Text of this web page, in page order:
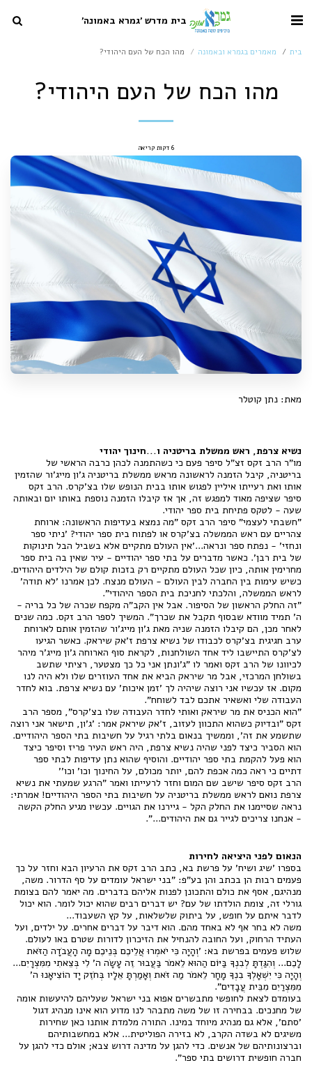
בית מדרש 'גמרא באמונה'
בית מאמרים בגמרא ובאמונה מהו הכח של העם היהודי?
מהו הכח של העם היהודי?
6 דקות קריאה
מאת: נתן קוטלר
נשיא צרפת, ראש ממשלת בריטניה ו...חינוך יהודי
מו"ר הרב זקס זצ"ל סיפר פעם כי כשהתמנה לכהן כרבה הראשי של
בריטניה, קיבל הזמנה לראשונה מראש ממשלת בריטניה ג'ון מייג'ור שהזמין
אותו ואת רעייתו איליין לפגוש אותו בבית הנופש שלו בצ'קרס. הרב זקס
סיפר שציפה מאוד למפגש זה, אך אז קיבלו הזמנה נוספת באותו יום ובאותה
שעה - לטקס פתיחת בית ספר יהודי.
"חשבתי לעצמי" סיפר הרב זקס "מה נמצא בעדיפות הראשונה: ארוחת
צהריים עם ראש הממשלה בצ'קרס או לפתוח בית ספר יהודי? 'ניתי ספר
ונחזי' - נפתח ספר ונראה...'אין העולם מתקיים אלא בשביל הבל תינוקות
של בית רבן'. כאשר מדברים על בתי ספר יהודיים - עיר שאין בה בית ספר
מחרימין אותה, כיון שכל העולם מתקיים רק בזכות קולם של הילדים היהודים.
כשיש עימות בין החברה לבין העולם - העולם מנצח. לכן אמרנו 'לא תודה'
לראש הממשלה, והלכתי לחניכת בית הספר היהודי".
"זה החלק הראשון של הסיפור. אבל אין הקב"ה מקפח שכרה של כל בריה -
ה' תמיד מוודא שבסוף תקבל את שכרך". המשיך לספר הרב זקס. כמה שנים
לאחר מכן, הם קיבלו הזמנה שניה מאת ג'ון מייג'ור שהזמין אותם לארוחת
ערב חגיגית בצ'קרס לכבודו של נשיא צרפת ז'אק שיראק. כאשר הגיעו
לצ'קרס התיישבו ליד אחד השולחנות, לקראת סוף הארוחה ג'ון מייג'ר מיהר
לכיוונו של הרב זקס ואמר לו "ג'ונתן אני כל כך מצטער, רציתי שתשב
בשולחן המרכזי, אבל מר שיראק הביא את אחד העוזרים שלו ולא היה לנו
מקום. אז עכשיו אני רוצה שיהיה לך 'זמן איכות' עם נשיא צרפת. בוא לחדר
העבודה שלי ואשאיר אתכם לבד לשוחח".
"הוא הכניס את מר שיראק ואותי לחדר העבודה שלו בצ'קרס", מספר הרב
זקס "ובדיוק כשהוא התכוון לעזוב, ז'אק שיראק אמר: 'ג'ון, תישאר אני רוצה
שתשמע את זה', וממשיך בנאום בלתי רגיל על חשיבות בתי הספר היהודיים.
הוא הסביר כיצד לפני שהיה נשיא צרפת, היה ראש העיר פריז וסיפר כיצד
הוא פעל להקמת בתי ספר יהודיים. והוסיף שהוא נתן עדיפות לבתי ספר
דתיים כי ראה כמה אכפת להם, יותר מכולם, על החינוך וכו' וכו''
הרב זקס סיפר שישב שם המום וחזר לרעייתו ואמר "הרגע שמעתי את נשיא
צרפת נואם לראש ממשלת בריטניה על חשיבות בתי הספר היהודיים! אמרתי:
נראה שסיימנו את החלק הקל - גיירנו את הגויים. עכשיו מגיע החלק הקשה
- אנחנו צריכים לגייר גם את היהודים...".
הנאום לפני היציאה לחירות
בספרו 'שיג ושיח' על פרשת בא, כתב הרב זקס את הרעיון הבא וחזר על כך
פעמים רבות הן בכתב והן בע"פ: "בני ישראל עומדים על סף הדרור. משה,
מנהיגם, אסף את כולם והתכונן לפנות אליהם בדברים. מה יאמר להם בצומת
גורלי זה, צומת הולדתו של עם? יש דברים רבים שהוא יכול לומר. הוא יכול
לדבר איתם על חופש, על ביתוק שלשלאות, על קץ השעבוד...
משה לא בחר אף לא באחד מהם. הוא דיבר על דברים אחרים. על ילדים, ועל
העתיד הרחוק, ועל החובה להנחיל את הזיכרון לדורות שטרם באו לעולם.
שלוש פעמים בפרשת בא: 'וְהָיָה כִּי יֹאמְרוּ אֲלֵיכֶם בְּנֵיכֶם מָה הָעֲבֹדָה הַזֹּאת
לָכֶם... וְהִגַּדְתָּ לְבִנְךָ בַּיּוֹם הַהוּא לֵאמֹר בַּעֲבוּר זֶה עָשָׂה ה' לִי בְּצֵאתִי מִמִּצְרָיִם...
וְהָיָה כִּי יִשְׁאָלְךָ בִנְךָ מָחָר לֵאמֹר מַה זֹּאת וְאָמַרְתָּ אֵלָיו בְּחֹזֶק יָד הוֹצִיאָנוּ ה'
מִמִּצְרַיִם מִבֵּית עֲבָדִים".
בעומדם לצאת לחופשי מתבשרים אפוא בני ישראל שעליהם להיעשות אומה
של מחנכים. בבחירה זו של משה מתבהר לנו מדוע הוא אינו מנהיג דגול
'סתם', אלא גם מנהיג מיוחד במינו. התורה מלמדת אותנו כאן שחירות
משיגים לא בשדה הקרב, לא בזירה הפוליטית... אלא במחשבותיהם
וברצונותיהם של אנשים. כדי להגן על מדינה דרוש צבא; אולם כדי להגן על
חברה חופשית דרושים בתי ספר".